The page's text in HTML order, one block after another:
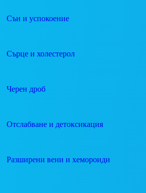
Сън и успокоение
Сърце и холестерол
Черен дроб
Отслабване и детоксикация
Разширени вени и хемороиди